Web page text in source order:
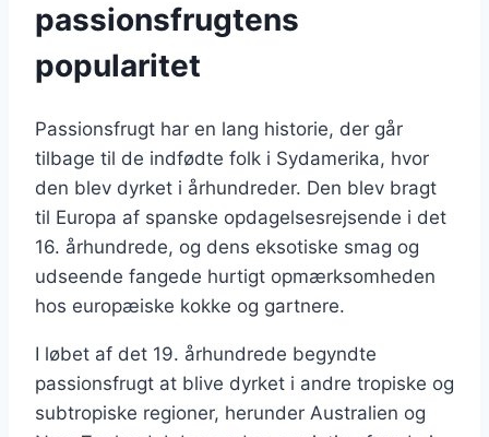
passionsfrugtens
popularitet
Passionsfrugt har en lang historie, der går
tilbage til de indfødte folk i Sydamerika, hvor
den blev dyrket i århundreder. Den blev bragt
til Europa af spanske opdagelsesrejsende i det
16. århundrede, og dens eksotiske smag og
udseende fangede hurtigt opmærksomheden
hos europæiske kokke og gartnere.
I løbet af det 19. århundrede begyndte
passionsfrugt at blive dyrket i andre tropiske og
subtropiske regioner, herunder Australien og